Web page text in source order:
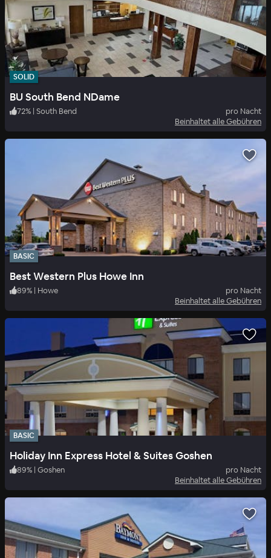
SOLID
BU South Bend NDame
72% | South Bend
pro Nacht
Beinhaltet alle Gebühren
BASIC
Best Western Plus Howe Inn
89% | Howe
pro Nacht
Beinhaltet alle Gebühren
BASIC
Holiday Inn Express Hotel & Suites Goshen
89% | Goshen
pro Nacht
Beinhaltet alle Gebühren